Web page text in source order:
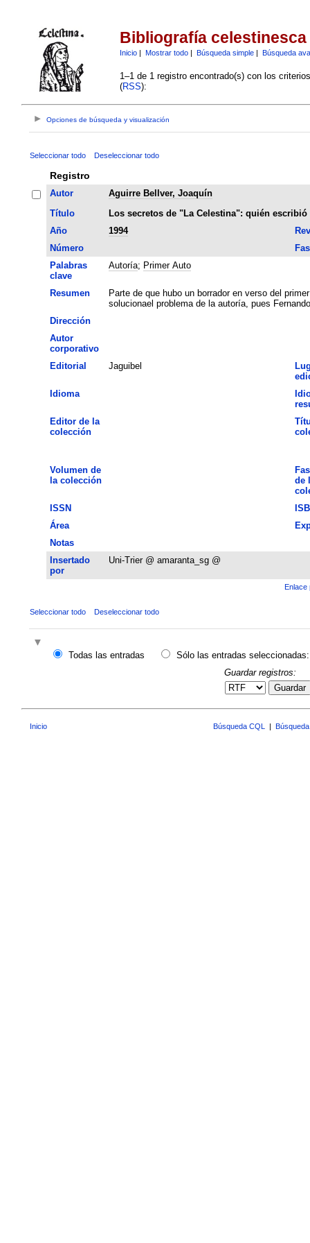
Bibliografía celestinesca
Inicio| Mostrar todo| Búsqueda simple| Búsqueda
1–1 de 1 registro encontrado(s) con los
(RSS):
Opciones de búsqueda y visualización
Seleccionar todo Deseleccionar todo
Registro
Autor
Aguirre Bellver, Joaquín
Título
Los secretos de "La Celestina": quién
Año
1994
Número
Palabras
clave
Autoría; Primer Auto
Resumen
Parte de que hubo un borrador en verso del
solucionael problema de la autoría, pues
Dirección
Autor
corporativo
Editorial
Jaguibel
Idioma
Editor de la
colección
Volumen de
la colección
de
ISSN
Área
Notas
Insertado
por
Uni-Trier @ amaranta_sg @
Enlace
Seleccionar todo Deseleccionar todo
Todas las entradas
Sólo las entradas seleccionadas:
Guardar registros:
Guardar
Inicio Búsqueda CQL